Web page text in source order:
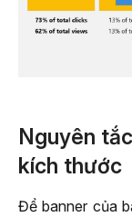
Nguyên
kích thước
Để banner của